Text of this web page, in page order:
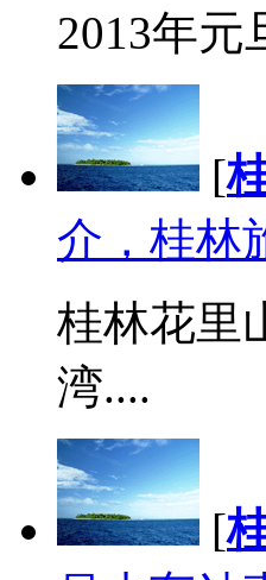
2013年元
[
介，桂林
桂林花里
湾....
[